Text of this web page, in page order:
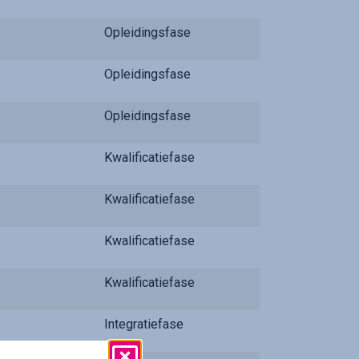
Opleidingsfase
Opleidingsfase
Opleidingsfase
Kwalificatiefase
Kwalificatiefase
Kwalificatiefase
Kwalificatiefase
Integratiefase